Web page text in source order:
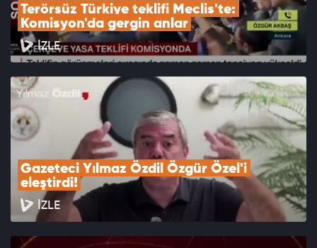
Terörsüz Türkiye teklifi Meclis'te:
Komisyon'da gergin anlar
İZLE
Gazeteci Yılmaz Özdil Özgür Özel'i
eleştirdi!
İZLE